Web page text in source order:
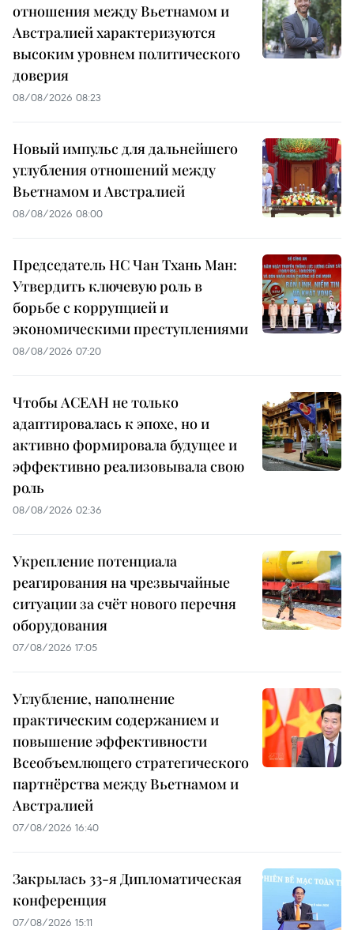
отношения между Вьетнамом и
Австралией характеризуются
высоким уровнем политического
доверия
08/08/2026 08:23
Новый импульс для дальнейшего
углубления отношений между
Вьетнамом и Австралией
08/08/2026 08:00
Председатель НС Чан Тхань Ман:
Утвердить ключевую роль в
борьбе с коррупцией и
экономическими преступлениями
08/08/2026 07:20
Чтобы АСЕАН не только
адаптировалась к эпохе, но и
активно формировала будущее и
эффективно реализовывала свою
роль
08/08/2026 02:36
Укрепление потенциала
реагирования на чрезвычайные
ситуации за счёт нового перечня
оборудования
07/08/2026 17:05
Углубление, наполнение
практическим содержанием и
повышение эффективности
Всеобъемлющего стратегического
партнёрства между Вьетнамом и
Австралией
07/08/2026 16:40
Закрылась 33-я Дипломатическая
конференция
07/08/2026 15:11